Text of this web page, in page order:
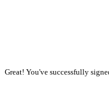
Great! You've successfully